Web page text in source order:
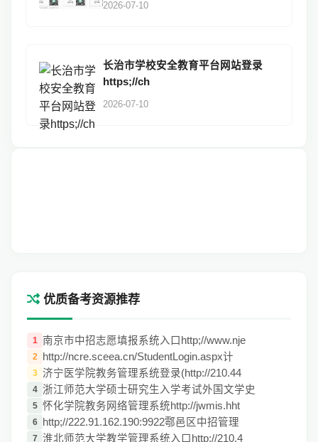
2026-07-10
长治市学校安全教育平台网站登录
https;//ch
2026-07-10
优质备考资源推荐
1 南京市中招志愿填报系统入口http;//www.nje
2 http://ncre.sceea.cn/StudentLogin.aspx计
3 济宁医学院教务管理系统登录(http://210.44
4 浙江师范大学硕士研究生入学考试外国文学史
5 怀化学院教务网络管理系统http://jwmis.hht
6 http;//222.91.162.190:9922鄠邑区中招管理
7 淮北师范大学教学管理系统入口http://210.4